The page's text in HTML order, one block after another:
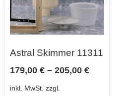
Astral Skimmer 11311
179,00 € – 205,00 €
inkl. MwSt. zzgl.